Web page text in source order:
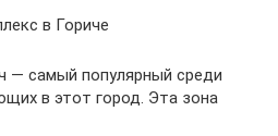
в Гориче
— самый популярный среди
в этот город. Эта зона